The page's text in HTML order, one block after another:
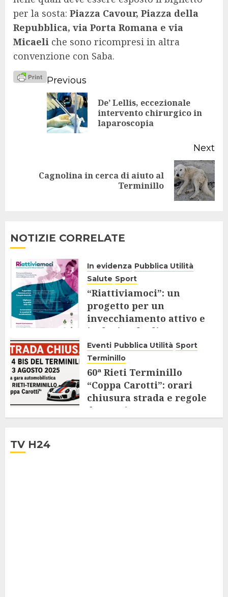
per la sosta: Piazza Cavour, Piazza della
Repubblica, via Porta Romana e via
Micaeli che sono ricompresi in altra
convenzione con Saba.
Continue
Reading
Previous
De’ Lellis, eccezionale
intervento chirurgico in
laparoscopia
Next
Cagnolina in cerca di aiuto al
Terminillo
NOTIZIE CORRELATE
In evidenza Pubblica Utilità
Salute Sport
“Riattiviamoci”: un
progetto per un
invecchiamento attivo e
inclusivo degli Over 65
9 AGOSTO 2025
Eventi Pubblica Utilità Sport
Terminillo
60ª Rieti Terminillo
“Coppa Carotti”: orari
chiusura strada e regole
da seguire
TV H24